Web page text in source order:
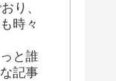
り、
時々
と誰
記事